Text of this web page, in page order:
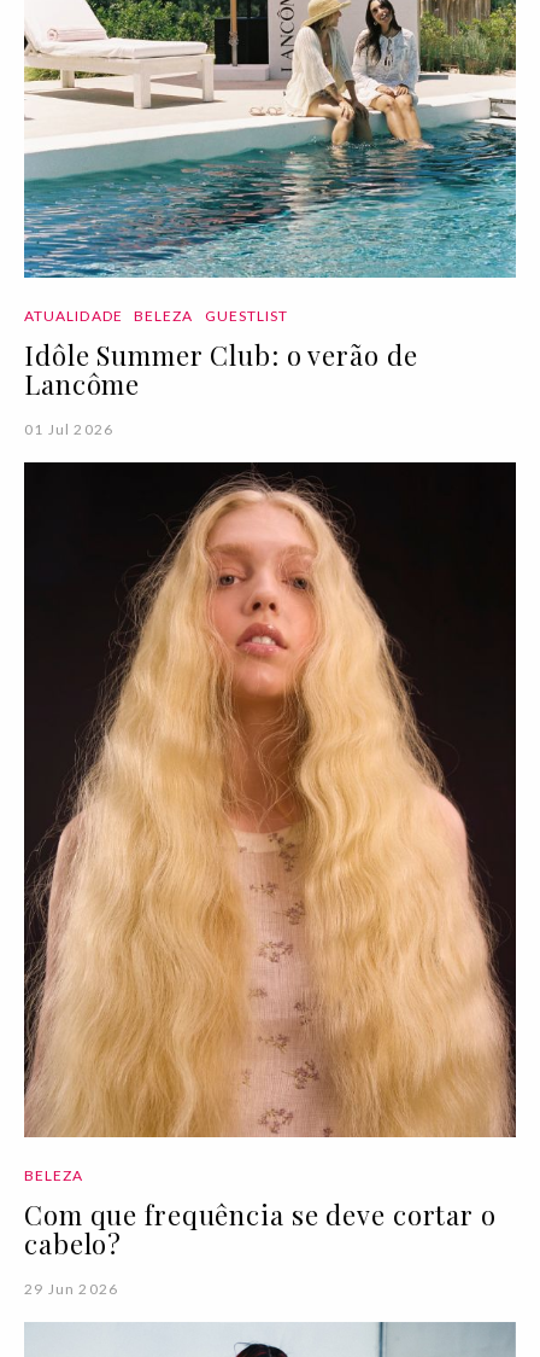
ATUALIDADE BELEZA GUESTLIST
Idôle Summer Club: o verão de
Lancôme
01 Jul 2026
BELEZA
Com que frequência se deve cortar o
cabelo?
29 Jun 2026